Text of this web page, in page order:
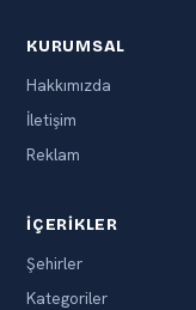
KURUMSAL
Hakkımızda
İletişim
Reklam
İÇERIKLER
Şehirler
Kategoriler